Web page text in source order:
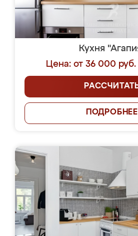
Кухня
Цена: от 36 000 руб.
ПОДРОБНЕЕ